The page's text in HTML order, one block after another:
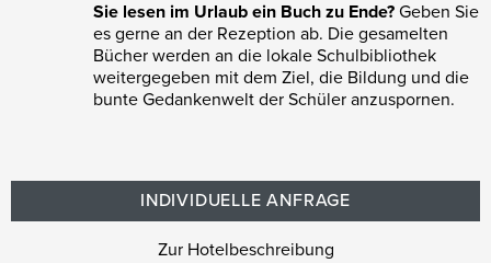
Sie lesen im Urlaub ein Buch zu Ende? Geben Sie
es gerne an der Rezeption ab. Die gesamelten
Bücher werden an die lokale Schulbibliothek
weitergegeben mit dem Ziel, die Bildung und die
bunte Gedankenwelt der Schüler anzuspornen.
INDIVIDUELLE ANFRAGE
Zur Hotelbeschreibung